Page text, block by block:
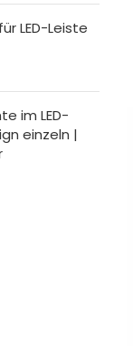
LED-Leiste
im LED-
einzeln |